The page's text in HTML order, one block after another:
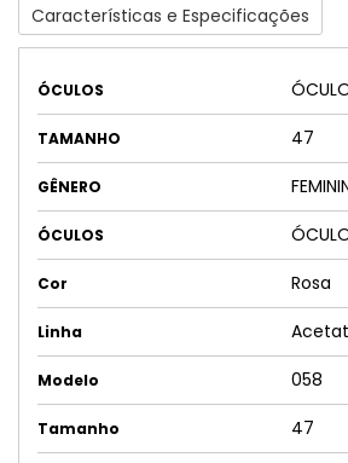
Características e Especificações
ÓCULOS
TAMANHO 47
GÊNERO
ÓCULOS
Cor Rosa
Linha
Modelo 058
Tamanho 47